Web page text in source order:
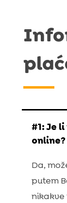
#1: Je
online?
Da,
putem
nikakve